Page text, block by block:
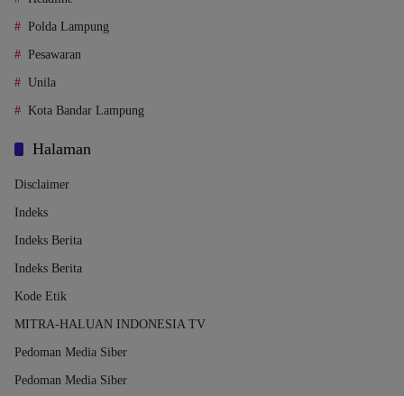
Polda Lampung
Pesawaran
Unila
Kota Bandar Lampung
Halaman
Disclaimer
Indeks
Indeks Berita
Indeks Berita
Kode Etik
MITRA-HALUAN INDONESIA TV
Pedoman Media Siber
Pedoman Media Siber